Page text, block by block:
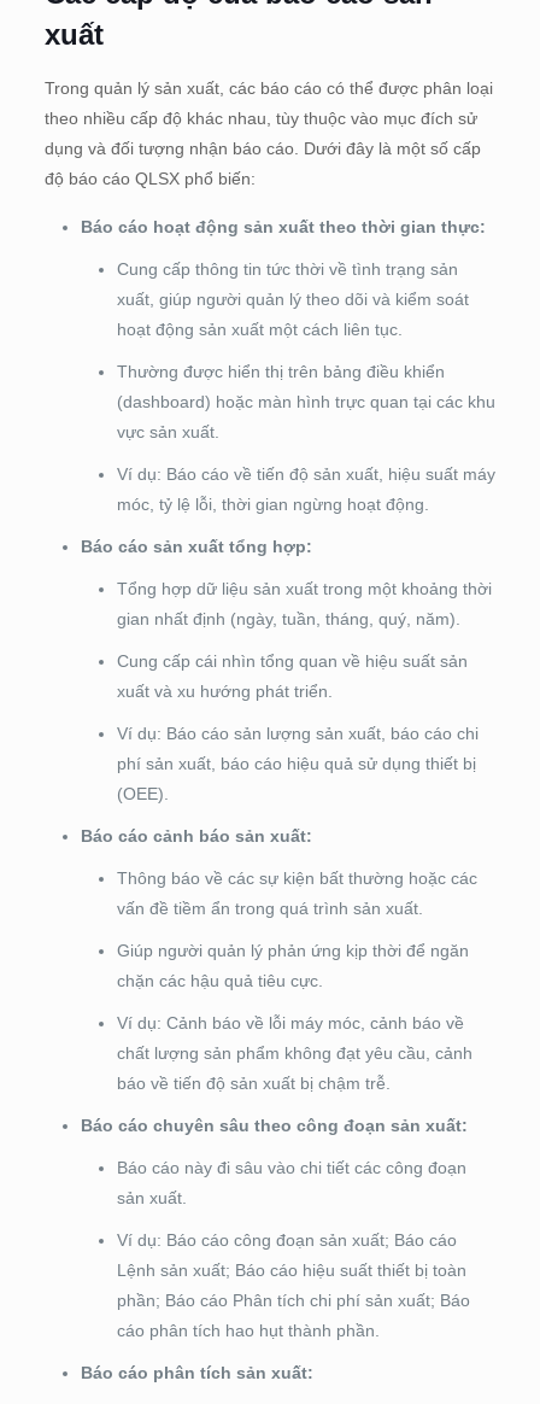
xuất
Trong quản lý sản xuất, các báo cáo có thể được phân loại
theo nhiều cấp độ khác nhau, tùy thuộc vào mục đích sử
dụng và đối tượng nhận báo cáo. Dưới đây là một số cấp
độ báo cáo QLSX phổ biến:
Báo cáo hoạt động sản xuất theo thời gian thực:
Cung cấp thông tin tức thời về tình trạng sản
xuất, giúp người quản lý theo dõi và kiểm soát
hoạt động sản xuất một cách liên tục.
Thường được hiển thị trên bảng điều khiển
(dashboard) hoặc màn hình trực quan tại các khu
vực sản xuất.
Ví dụ: Báo cáo về tiến độ sản xuất, hiệu suất máy
móc, tỷ lệ lỗi, thời gian ngừng hoạt động.
Báo cáo sản xuất tổng hợp:
Tổng hợp dữ liệu sản xuất trong một khoảng thời
gian nhất định (ngày, tuần, tháng, quý, năm).
Cung cấp cái nhìn tổng quan về hiệu suất sản
xuất và xu hướng phát triển.
Ví dụ: Báo cáo sản lượng sản xuất, báo cáo chi
phí sản xuất, báo cáo hiệu quả sử dụng thiết bị
(OEE).
Báo cáo cảnh báo sản xuất:
Thông báo về các sự kiện bất thường hoặc các
vấn đề tiềm ẩn trong quá trình sản xuất.
Giúp người quản lý phản ứng kịp thời để ngăn
chặn các hậu quả tiêu cực.
Ví dụ: Cảnh báo về lỗi máy móc, cảnh báo về
chất lượng sản phẩm không đạt yêu cầu, cảnh
báo về tiến độ sản xuất bị chậm trễ.
Báo cáo chuyên sâu theo công đoạn sản xuất:
Báo cáo này đi sâu vào chi tiết các công đoạn
sản xuất.
Ví dụ: Báo cáo công đoạn sản xuất; Báo cáo
Lệnh sản xuất; Báo cáo hiệu suất thiết bị toàn
phần; Báo cáo Phân tích chi phí sản xuất; Báo
cáo phân tích hao hụt thành phần.
Báo cáo phân tích sản xuất: